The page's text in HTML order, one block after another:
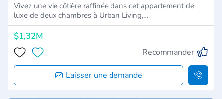
Vivez une vie côtière raffinée dans cet appartement de
luxe de deux chambres à Urban Living,…
$1,32M
Recommander
Laisser une demande